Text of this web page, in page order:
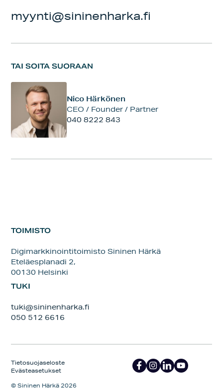
myynti@sininenharka.fi
TAI SOITA SUORAAN
Nico Härkönen
CEO / Founder / Partner
040 8222 843
TOIMISTO
Digimarkkinointitoimisto Sininen Härkä
Eteläesplanadi 2,
00130 Helsinki
TUKI
tuki@sininenharka.fi
050 512 6616
Tietosuojaseloste
Evästeasetukset
© Sininen Härkä 2026